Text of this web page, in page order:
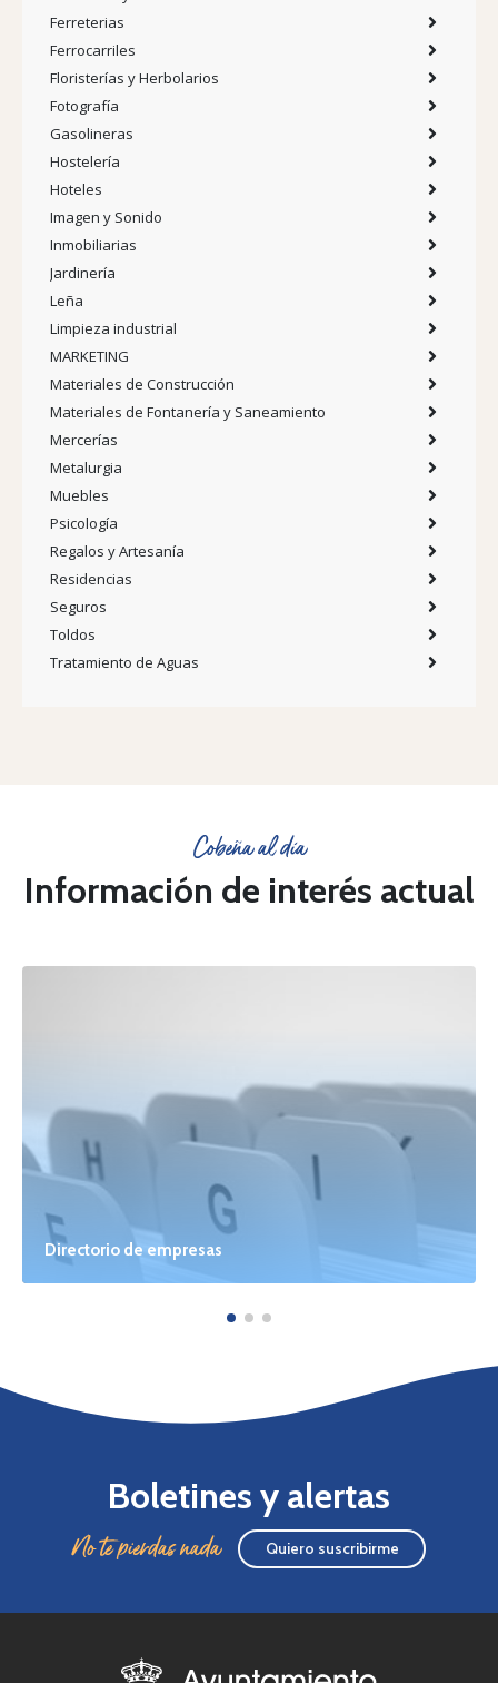
Ferreterias
Ferrocarriles
Floristerías y Herbolarios
Fotografía
Gasolineras
Hostelería
Hoteles
Imagen y Sonido
Inmobiliarias
Jardinería
Leña
Limpieza industrial
MARKETING
Materiales de Construcción
Materiales de Fontanería y Saneamiento
Mercerías
Metalurgia
Muebles
Psicología
Regalos y Artesanía
Residencias
Seguros
Toldos
Tratamiento de Aguas
Cobeña al día
Información de interés actual
Directorio de empresas
Boletines y alertas
No te pierdas nada Quiero suscribirme